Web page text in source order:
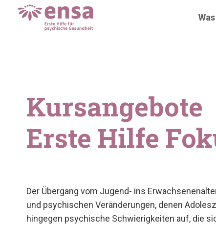
Kursangebote
Erste Hilfe
Der Übergang vom Jugend- ins
und psychischen Veränderungen, denen
hingegen psychische Schwierigkeiten auf, die